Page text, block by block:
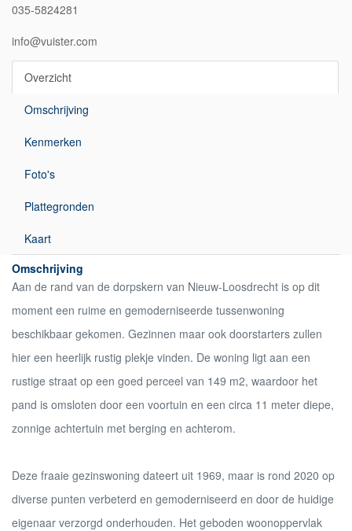
035-5824281
info@vuister.com
Overzicht
Omschrijving
Kenmerken
Foto's
Plattegronden
Kaart
Omschrijving
Aan de rand van de dorpskern van Nieuw-Loosdrecht is op dit
moment een ruime en gemoderniseerde tussenwoning
beschikbaar gekomen. Gezinnen maar ook doorstarters zullen
hier een heerlijk rustig plekje vinden. De woning ligt aan een
rustige straat op een goed perceel van 149 m2, waardoor het
pand is omsloten door een voortuin en een circa 11 meter diepe,
zonnige achtertuin met berging en achterom.
Deze fraaie gezinswoning dateert uit 1969, maar is rond 2020 op
diverse punten verbeterd en gemoderniseerd en door de huidige
eigenaar verzorgd onderhouden. Het geboden woonoppervlak